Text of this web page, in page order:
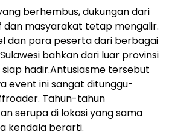
berhembus, dukungan dari
masyarakat tetap mengalir.
dan para peserta dari berbagai
bahkan dari luar provinsi
hadir.Antusiasme tersebut
event ini sangat ditunggu-
Tahun-tahun
serupa di lokasi yang sama
kendala berarti.